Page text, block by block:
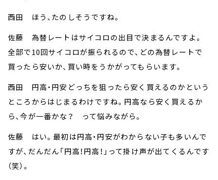
西田 ほう、たのしそうですね。
佐藤 為替レートはサイコロの出目で決まるんですよ。
全部で10回サイコロが振られるので、どの為替レートで
買ったら安いか、買い時をうかがってもらいます。
西田 円高・円安どっちを狙ったら安く買えるのかという
ところからはじまるわけですね。円高なら安く買えるか
ら、今が一番かな？ って悩みながら。
佐藤 はい。最初は円高・円安がわからない子も多いんで
すが、だんだん「円高！円高！」って掛け声が出てくるんです
（笑）。